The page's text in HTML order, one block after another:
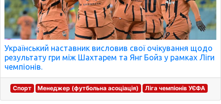
Український наставник висловив свої очікування щодо
результату гри між Шахтарем та Янг Бойз у рамках Ліги
чемпіонів.
Спорт Менеджер (футбольна асоціація) Ліга чемпіонів УЄФА